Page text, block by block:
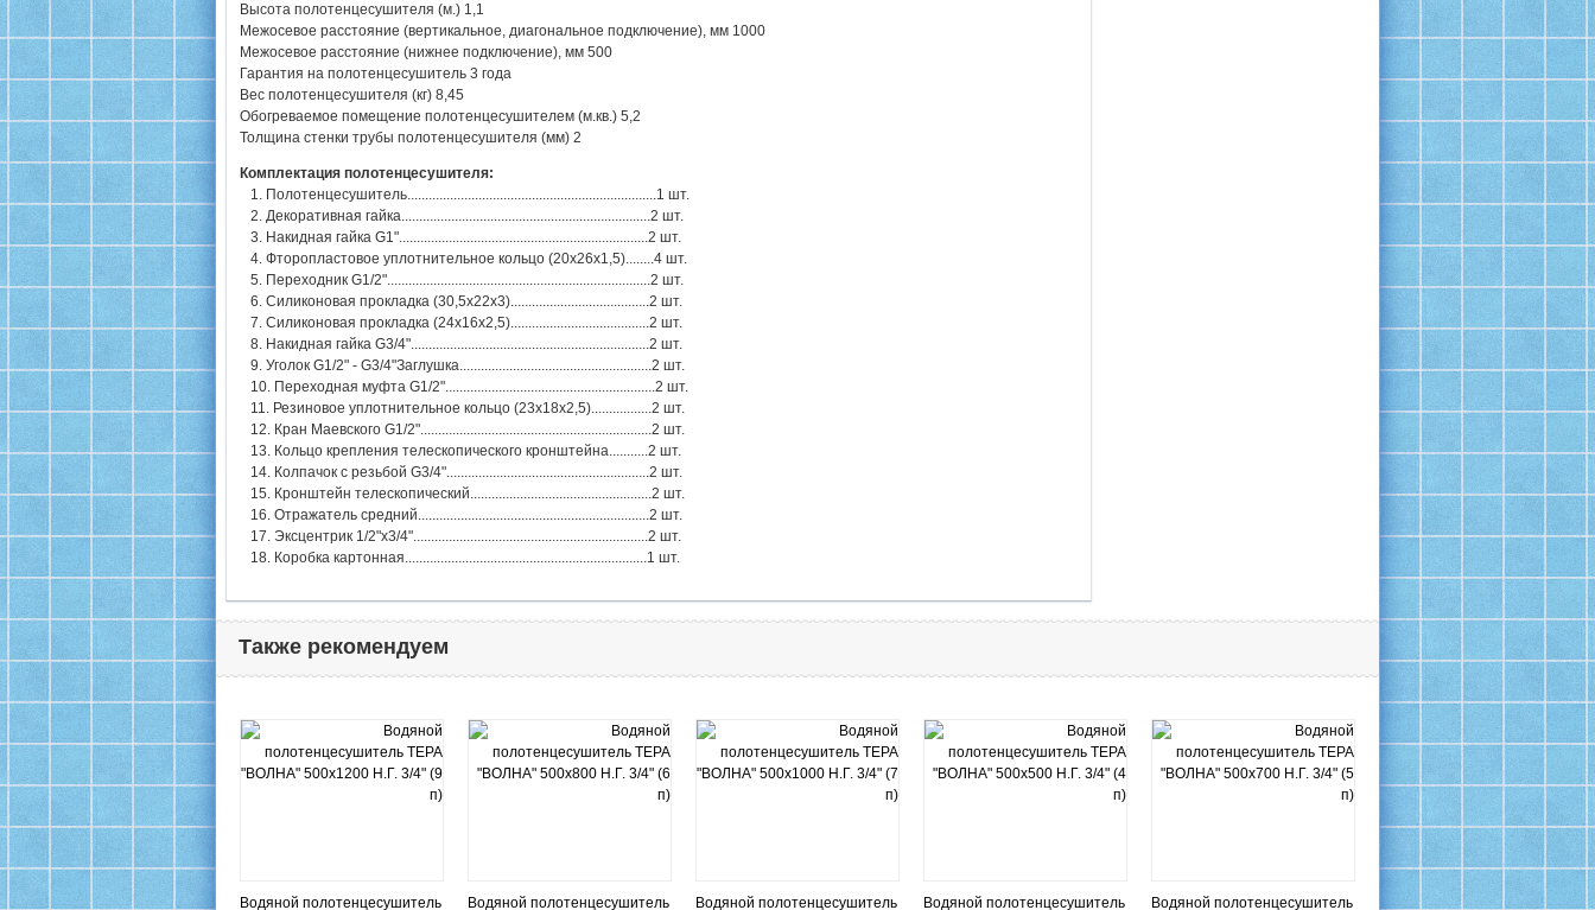
Высота полотенцесушителя (м.) 1,1
Межосевое расстояние (вертикальное, диагональное подключение), мм 1000
Межосевое расстояние (нижнее подключение), мм 500
Гарантия на полотенцесушитель 3 года
Вес полотенцесушителя (кг) 8,45
Обогреваемое помещение полотенцесушителем (м.кв.) 5,2
Толщина стенки трубы полотенцесушителя (мм) 2
Комплектация полотенцесушителя:
1. Полотенцесушитель......................................................................1 шт.
2. Декоративная гайка......................................................................2 шт.
3. Накидная гайка G1"......................................................................2 шт.
4. Фторопластовое уплотнительное кольцо (20х26х1,5)........4 шт.
5. Переходник G1/2"..........................................................................2 шт.
6. Силиконовая прокладка (30,5х22х3).......................................2 шт.
7. Силиконовая прокладка (24х16х2,5).......................................2 шт.
8. Накидная гайка G3/4"...................................................................2 шт.
9. Уголок G1/2" - G3/4"Заглушка......................................................2 шт.
10. Переходная муфта G1/2"...........................................................2 шт.
11. Резиновое уплотнительное кольцо (23х18х2,5).................2 шт.
12. Кран Маевского G1/2".................................................................2 шт.
13. Кольцо крепления телескопического кронштейна...........2 шт.
14. Колпачок с резьбой G3/4".........................................................2 шт.
15. Кронштейн телескопический...................................................2 шт.
16. Отражатель средний.................................................................2 шт.
17. Эксцентрик 1/2"х3/4"..................................................................2 шт.
18. Коробка картонная....................................................................1 шт.
Также рекомендуем
Водяной полотенцесушитель Водяной полотенцесушитель Водяной полотенцесушитель Водяной полотенцесушитель Водяной полотенцесушитель